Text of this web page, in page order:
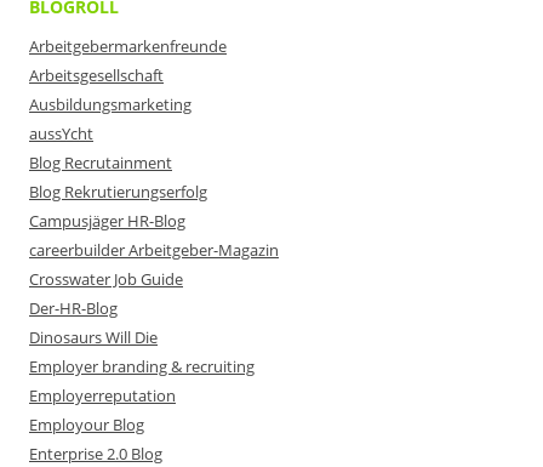
BLOGROLL
Arbeitgebermarkenfreunde
Arbeitsgesellschaft
Ausbildungsmarketing
aussYcht
Blog Recrutainment
Blog Rekrutierungserfolg
Campusjäger HR-Blog
careerbuilder Arbeitgeber-Magazin
Crosswater Job Guide
Der-HR-Blog
Dinosaurs Will Die
Employer branding & recruiting
Employerreputation
Employour Blog
Enterprise 2.0 Blog